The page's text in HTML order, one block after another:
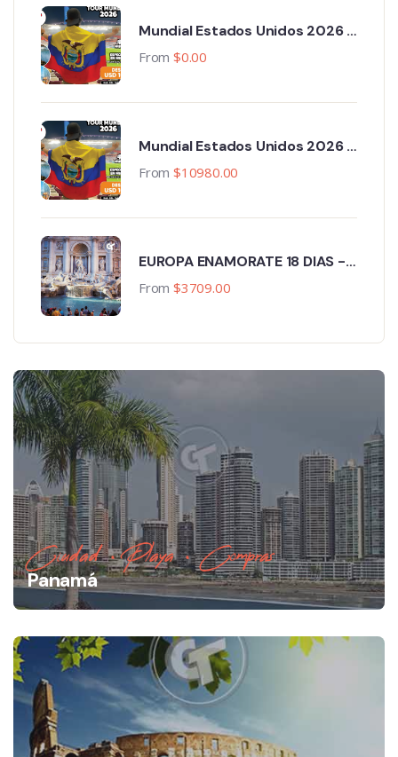
Mundial Estados Unidos 2026 -
Primera Fase 13 ciudades - 18
From $0.00
Mundial Estados Unidos 2026 -
Primera Fase 11 ciudades,
From $10980.00
EUROPA ENAMORATE 18 DIAS -
GRATIS PASEO EN GONDOLA
From $3709.00
Ciudad • Playa • Compras
Panamá